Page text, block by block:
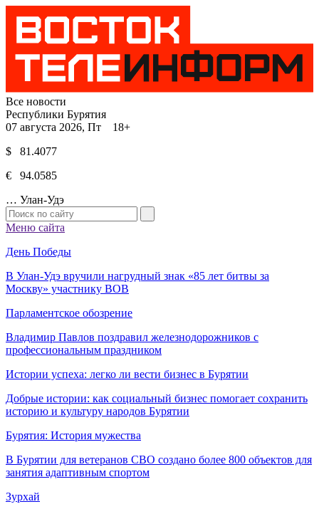
Все новости
Республики Бурятия
07 августа 2026, Пт 18+
$ 81.4077
€ 94.0585
… Улан-Удэ
Меню сайта
День Победы
В Улан-Удэ вручили нагрудный знак «85 лет битвы за
Москву» участнику ВОВ
Парламентское обозрение
Владимир Павлов поздравил железнодорожников с
профессиональным праздником
Истории успеха: легко ли вести бизнес в Бурятии
Добрые истории: как социальный бизнес помогает сохранить
историю и культуру народов Бурятии
Бурятия: История мужества
В Бурятии для ветеранов СВО создано более 800 объектов для
занятия адаптивным спортом
Зурхай